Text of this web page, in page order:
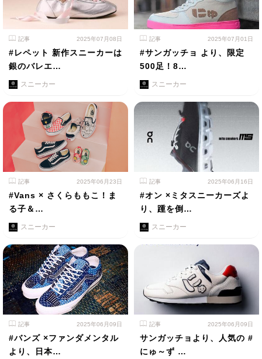
記事 2025年07月08日
#レペット 新作スニーカーは
銀のバレエ…
スニーカー
記事 2025年07月01日
#サンガッチョ より、限定
500足！8…
スニーカー
記事 2025年06月23日
#Vans × さくらももこ！ま
る子＆…
スニーカー
記事 2025年06月16日
#オン ×ミタスニーカーズよ
り、踵を倒…
スニーカー
記事 2025年06月09日
#バンズ ×ファンダメンタル
より、日本…
記事 2025年06月09日
サンガッチョより、人気の #
にゅ～ず …